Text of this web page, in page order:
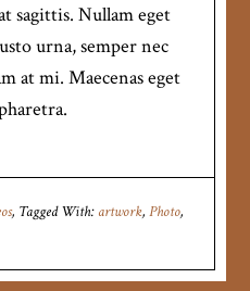
sagittis. Nullam eget
urna, semper nec
at mi. Maecenas eget
Tagged With: artwork,Photo,